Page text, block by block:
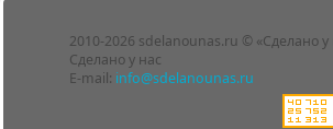
2010-2026 sdelanounas.ru © «Сделано
Сделано у нас
E-mail: info@sdelanounas.ru
Блоги
Люди
Политика